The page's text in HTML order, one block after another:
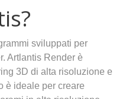
sviluppati per
Artlantis Render è
3D di alta risoluzione e
è ideale per creare